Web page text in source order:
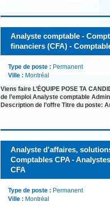
Analyste comptable -
financiers (CFA) -
Type de poste : Permanent
Ville : Montréal
Viens faire L’ÉQUIPE POSE TA
de l’emploi Analyste comptable
Description de l’offre Titre du poste:
Analyste d'affaires,
Comptables CPA -
CFA
Type de poste : Permanent
Ville : Montréal